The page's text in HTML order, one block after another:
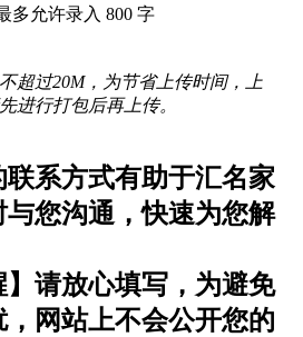
多允许录入 800 字
超过20M，为节省上传时间，上
进行打包后再上传。
系方式有助于汇名家
与您沟通，快速为您解
】请放心填写，为避免
网站上不会公开您的